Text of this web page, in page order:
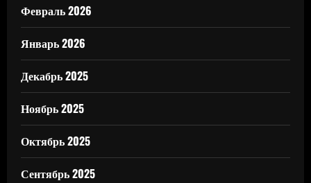
Февраль 2026
Январь 2026
Декабрь 2025
Ноябрь 2025
Октябрь 2025
Сентябрь 2025